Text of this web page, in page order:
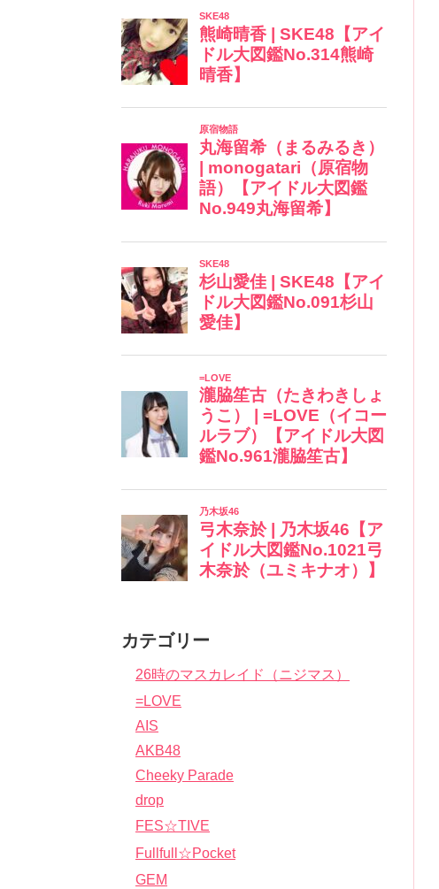
カテゴリー
26時のマスカレイド（ニジマス）
=LOVE
AIS
AKB48
Cheeky Parade
drop
FES☆TIVE
Fullfull☆Pocket
GEM